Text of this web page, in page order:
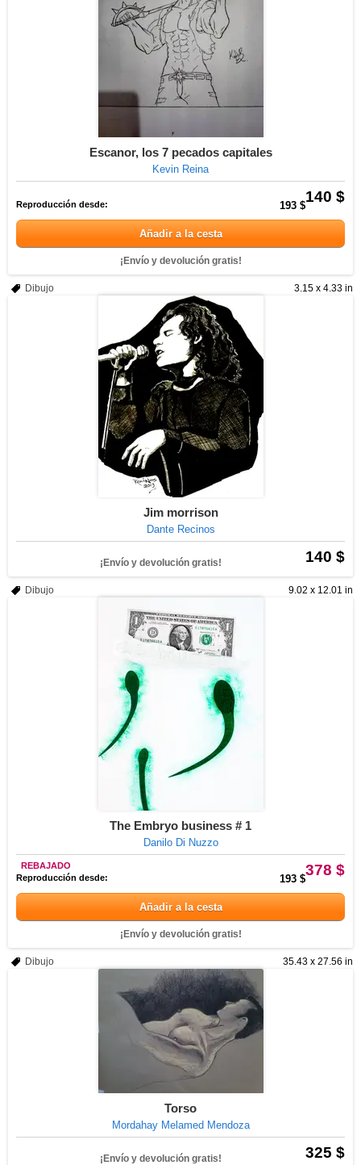
Escanor, los 7 pecados capitales
Kevin Reina
140 $
Reproducción desde: 193 $
Añadir a la cesta
¡Envío y devolución gratis!
3.15 x 4.33 in
Dibujo
Jim morrison
Dante Recinos
140 $
¡Envío y devolución gratis!
9.02 x 12.01 in
Dibujo
The Embryo business # 1
Danilo Di Nuzzo
378 $
REBAJADO
Reproducción desde:
193 $
Añadir a la cesta
¡Envío y devolución gratis!
35.43 x 27.56 in
Dibujo
Torso
Mordahay Melamed Mendoza
325 $
¡Envío y devolución gratis!